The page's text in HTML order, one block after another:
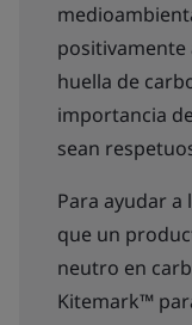
positivamente
huella de
importancia
sean
Para ayudar
que un
neutro en
Kitemark™